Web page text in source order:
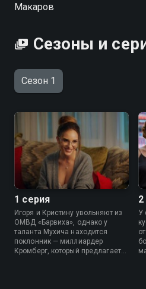
Макаров
Сезоны и
Сезон 1
1 серия
Игоря и Кристину увольняют из
ОМВД «Барвиха», однако у
таланта Мухича находится
поклонник — миллиардер
Кромберг, который предлагает
У